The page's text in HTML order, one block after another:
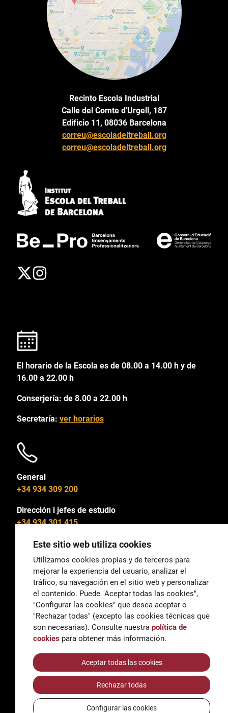
Recinto Escola Industrial
Calle del Comte d'Urgell, 187
Edificio 11, 08036 Barcelona
correu@escoladeltreball.org
correu@escoladeltreball.org
El horario de la Escola es de 08.00 a 14.00 h y de
16.00 a 22.00 h
Conserjería: de 8.00 a 22.00 h
Secretaría: ver horarios
General
+34 934 309 200
Dirección i jefes de estudio
+34 934 301 415
General
correu@escoladeltreball.org
Información
informacio@escoladeltreball.org
Trámites de secretaría
AccessibilidadAviso legal y Política de Privacidad
Política de cookies
Créditos
Este sitio web utiliza cookies
Utilizamos cookies propias y de terceros para
mejorar la experiencia del usuario, analizar el
tráfico, su navegación en el sitio web y personalizar
el contenido. Puede "Aceptar todas las cookies",
"Configurar las cookies" que desea aceptar o
"Rechazar todas" (excepto las cookies técnicas que
son necesarias). Consulte nuestra política de
cookies para obtener más información.
Aceptar todas las cookies
Rechazar todas
Configurar las cookies